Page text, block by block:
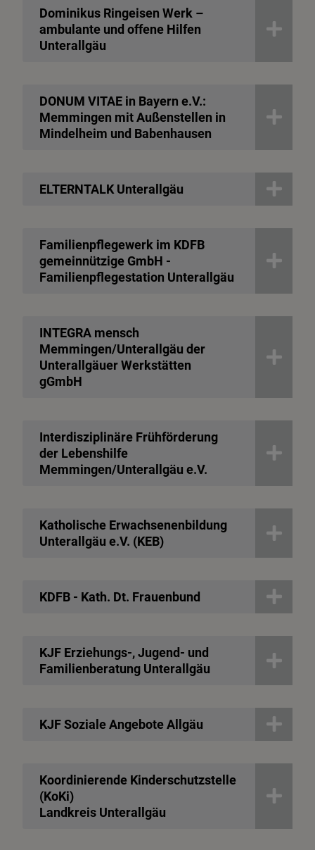
Dominikus Ringeisen Werk –
ambulante und offene Hilfen
Unterallgäu
DONUM VITAE in Bayern e.V.:
Memmingen mit Außenstellen in
Mindelheim und Babenhausen
ELTERNTALK Unterallgäu
Familienpflegewerk im KDFB
gemeinnützige GmbH -
Familienpflegestation Unterallgäu
INTEGRA mensch
Memmingen/Unterallgäu der
Unterallgäuer Werkstätten
gGmbH
Interdisziplinäre Frühförderung
der Lebenshilfe
Memmingen/Unterallgäu e.V.
Katholische Erwachsenenbildung
Unterallgäu e.V. (KEB)
KDFB - Kath. Dt. Frauenbund
KJF Erziehungs-, Jugend- und
Familienberatung Unterallgäu
KJF Soziale Angebote Allgäu
Koordinierende Kinderschutzstelle
(KoKi)
Landkreis Unterallgäu